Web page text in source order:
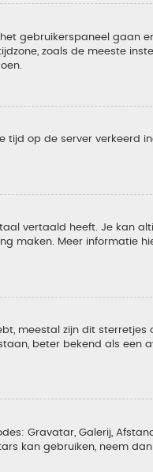
gebruikerspaneel gaan
zoals de meeste
tijd op de server verkeerd
vertaald heeft. Je kan
maken. Meer informatie
meestal zijn dit sterretjes
beter bekend als een
Gravatar, Galerij,
kan gebruiken, neem